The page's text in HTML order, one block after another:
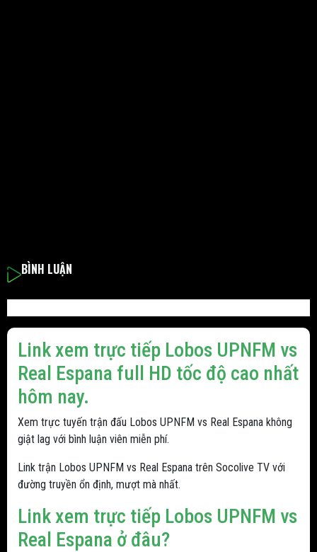
BÌNH LUẬN
Link xem trực tiếp Lobos UPNFM vs
Real Espana full HD tốc độ cao nhất
hôm nay.
Xem trực tuyến trận đấu Lobos UPNFM vs Real Espana không
giật lag với bình luận viên miễn phí.
Link trận Lobos UPNFM vs Real Espana trên Socolive TV với
đường truyền ổn định, mượt mà nhất.
Link xem trực tiếp Lobos UPNFM vs
Real Espana ở đâu?